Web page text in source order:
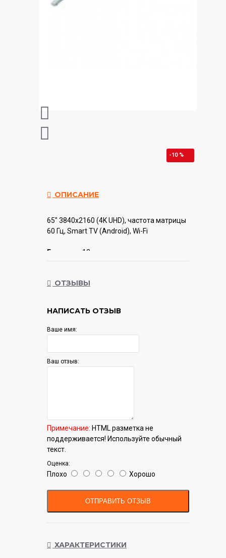
-10 %
ОПИСАНИЕ
65" 3840x2160 (4K UHD), частота матрицы
60 Гц, Smart TV (Android), Wi-Fi
Гарантия: 12 мес.
ОТЗЫВЫ
НАПИСАТЬ ОТЗЫВ
Ваше имя:
Ваш отзыв:
Примечание: HTML разметка не
поддерживается! Используйте обычный
текст.
Оценка:
Плохо Хорошо
ОТПРАВИТЬ ОТЗЫВ
ХАРАКТЕРИСТИКИ